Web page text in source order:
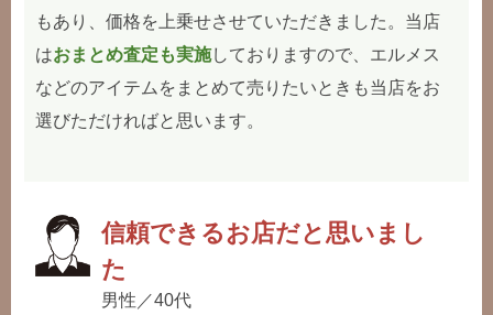
もあり、価格を上乗せさせていただきました。当店
はおまとめ査定も実施しておりますので、エルメス
などのアイテムをまとめて売りたいときも当店をお
選びただければと思います。
信頼できるお店だと思いまし
た
男性／40代